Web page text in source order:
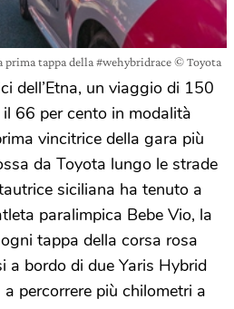
prima tappa della #wehybridrace © Toyota
dell’Etna, un viaggio di 150
66 per cento in modalità
vincitrice della gara più
da Toyota lungo le strade
siciliana ha tenuto a
paralimpica Bebe Vio, la
tappa della corsa rosa
a bordo di due Yaris Hybrid
percorrere più chilometri a